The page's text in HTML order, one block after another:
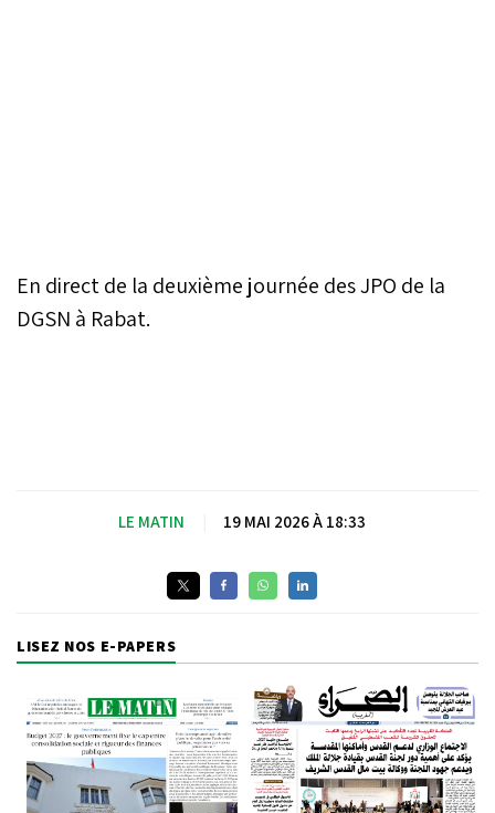
En direct de la deuxième journée des JPO de la
DGSN à Rabat.
LE MATIN 19 MAI 2026 À 18:33
LISEZ NOS E-PAPERS